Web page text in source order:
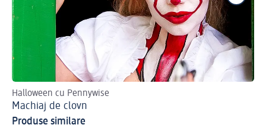
Halloween cu Pennywise
Machiaj de clovn
Produse similare